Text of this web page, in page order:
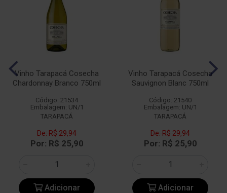
Vinho Tarapacá Cosecha
Chardonnay Branco 750ml
Código: 21534
Embalagem: UN/1
TARAPACÁ
De: R$ 29,94
Por: R$ 25,90
Adicionar
Vinho Tarapacá Cosecha
Sauvignon Blanc 750ml
Código: 21540
Embalagem: UN/1
TARAPACÁ
De: R$ 29,94
Por: R$ 25,90
Adicionar